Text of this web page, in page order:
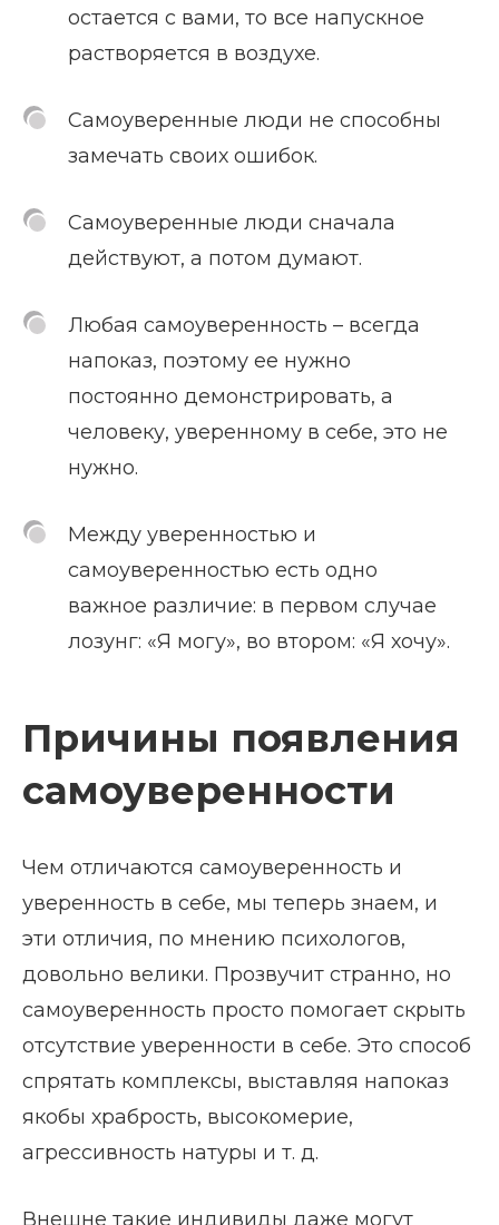
остается с вами, то все напускное
растворяется в воздухе.
Самоуверенные люди не способны
замечать своих ошибок.
Самоуверенные люди сначала
действуют, а потом думают.
Любая самоуверенность – всегда
напоказ, поэтому ее нужно
постоянно демонстрировать, а
человеку, уверенному в себе, это не
нужно.
Между уверенностью и
самоуверенностью есть одно
важное различие: в первом случае
лозунг: «Я могу», во втором: «Я хочу».
Причины появления
самоуверенности
Чем отличаются самоуверенность и
уверенность в себе, мы теперь знаем, и
эти отличия, по мнению психологов,
довольно велики. Прозвучит странно, но
самоуверенность просто помогает скрыть
отсутствие уверенности в себе. Это способ
спрятать комплексы, выставляя напоказ
якобы храбрость, высокомерие,
агрессивность натуры и т. д.
Внешне такие индивиды даже могут